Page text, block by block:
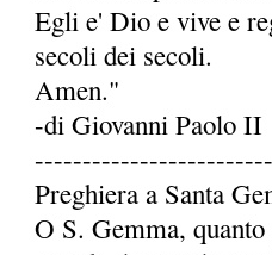
Egli e' Dio e vive e
secoli dei secoli.
Amen."
-di Giovanni Paolo II
Preghiera a Santa
O S. Gemma,